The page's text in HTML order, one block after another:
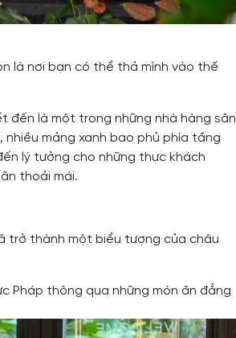
là nơi bạn có thể thả mình vào thế
đến là một trong những nhà hàng sân
mảng xanh bao phủ phía tầng
lý tưởng cho những thực khách
thoải mái.
trở thành một biểu tượng của châu
Pháp thông qua những món ăn đẳng